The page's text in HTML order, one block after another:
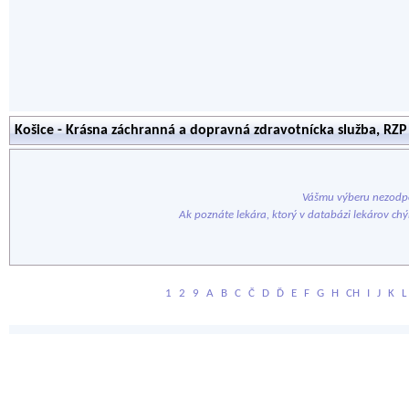
Košice - Krásna záchranná a dopravná zdravotnícka služba, RZP
Vášmu výberu
Ak poznáte lekára, ktorý v databázi lekárov
1 2 9 A B C Č D Ď E F G H CH I J K L